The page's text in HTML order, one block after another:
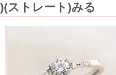
ストレート)みる